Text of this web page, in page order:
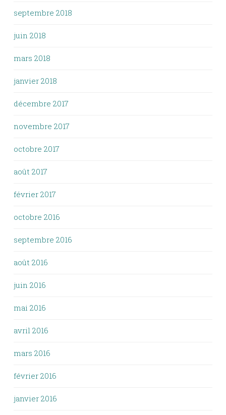
septembre 2018
juin 2018
mars 2018
janvier 2018
décembre 2017
novembre 2017
octobre 2017
août 2017
février 2017
octobre 2016
septembre 2016
août 2016
juin 2016
mai 2016
avril 2016
mars 2016
février 2016
janvier 2016